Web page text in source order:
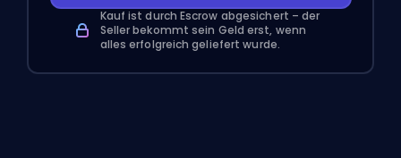
Kauf ist durch Escrow abgesichert – der
Seller bekommt sein Geld erst, wenn
alles erfolgreich geliefert wurde.